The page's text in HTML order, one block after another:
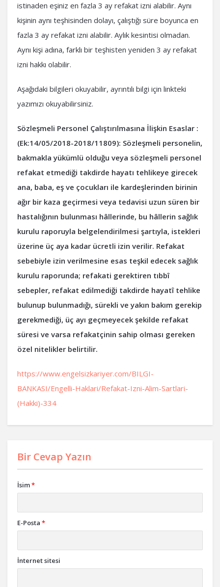
istinaden eşiniz en fazla 3 ay refakat izni alabilir. Aynı
kişinin aynı teşhisinden dolayı, çalıştığı süre boyunca en
fazla 3 ay refakat izni alabilir. Aylık kesintisi olmadan.
Aynı kişi adına, farklı bir teşhisten yeniden 3 ay refakat
izni hakkı olabilir.
Aşağıdaki bilgileri okuyabilir, ayrıntılı bilgi için linkteki
yazımızı okuyabilirsiniz.
Sözleşmeli Personel Çalıştırılmasına İlişkin Esaslar :
(Ek:14/05/2018-2018/11809): Sözleşmeli personelin,
bakmakla yükümlü olduğu veya sözleşmeli personel
refakat etmediği takdirde hayatı tehlikeye girecek
ana, baba, eş ve çocukları ile kardeşlerinden birinin
ağır bir kaza geçirmesi veya tedavisi uzun süren bir
hastalığının bulunması hâllerinde, bu hâllerin sağlık
kurulu raporuyla belgelendirilmesi şartıyla, istekleri
üzerine üç aya kadar ücretli izin verilir. Refakat
sebebiyle izin verilmesine esas teşkil edecek sağlık
kurulu raporunda; refakati gerektiren tıbbî
sebepler, refakat edilmediği takdirde hayatî tehlike
bulunup bulunmadığı, sürekli ve yakın bakım gerekip
gerekmediği, üç ayı geçmeyecek şekilde refakat
süresi ve varsa refakatçinin sahip olması gereken
özel nitelikler belirtilir.
https://www.engelsizkariyer.com/BILGI-
BANKASI/Engelli-Haklari/Refakat-Izni-Alim-Sartlari-
(Hakki)-334
Bir Cevap Yazın
İsim*
E-Posta *
İnternet sitesi